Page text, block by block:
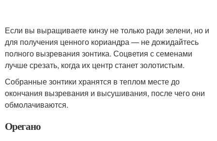
Если вы выращиваете кинзу не только ради зелени, но и
для получения ценного кориандра — не дожидайтесь
полного вызревания зонтика. Соцветия с семенами
лучше срезать, когда их центр станет золотистым.
Собранные зонтики хранятся в теплом месте до
окончания вызревания и высушивания, после чего они
обмолачиваются.
Орегано